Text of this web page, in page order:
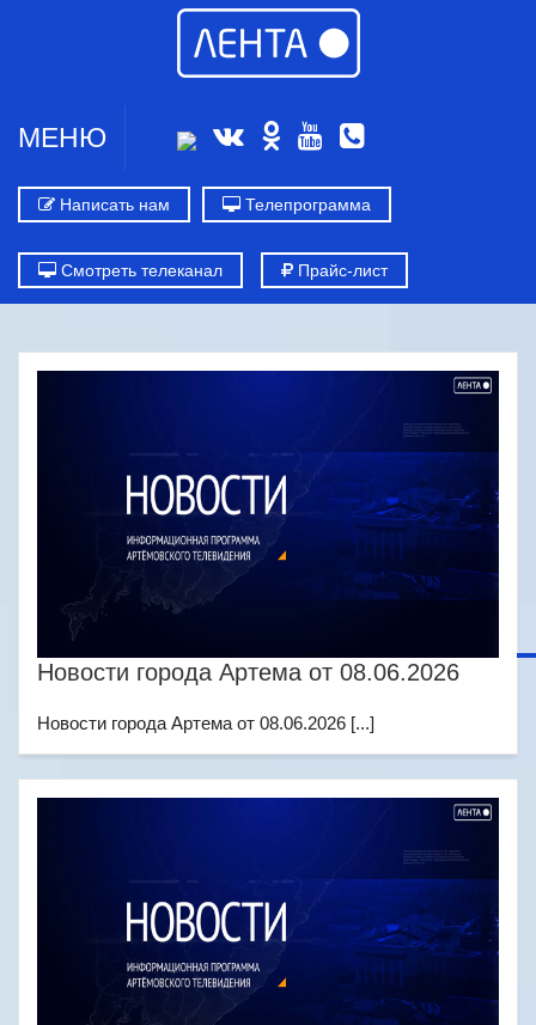
МЕНЮ
Написать нам Телепрограмма
Смотреть телеканал Прайс-лист
Новости города Артема от 08.06.2026
Новости города Артема от 08.06.2026 [...]